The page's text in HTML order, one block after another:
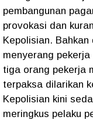
pembangunan
provokasi dan
Kepolisian.
menyerang
tiga orang pekerja
terpaksa dilarikan
Kepolisian kini
meringkus pelaku